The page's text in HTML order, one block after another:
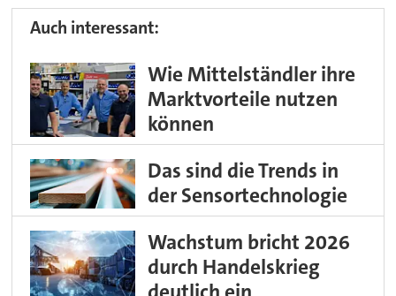
Auch interessant:
Wie Mittelständler ihre
Marktvorteile nutzen
können
Das sind die Trends in
der Sensortechnologie
Wachstum bricht 2026
durch Handelskrieg